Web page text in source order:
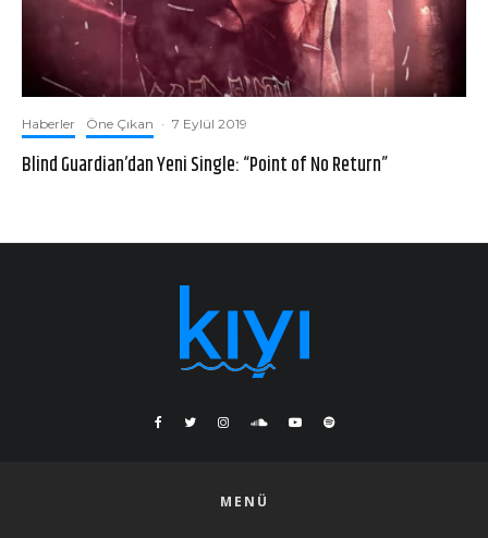
Haberler Öne Çıkan · 7 Eylül 2019
Blind Guardian’dan Yeni Single: “Point of No Return”
MENÜ